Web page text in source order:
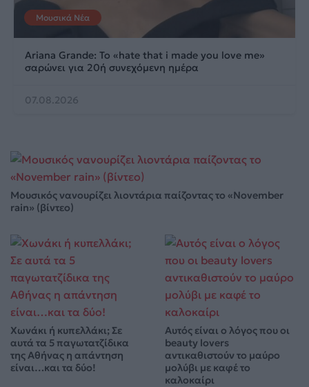
Μουσικά Νέα
Ariana Grande: Το «hate that i made you love me»
σαρώνει για 20ή συνεχόμενη ημέρα
07.08.2026
Μουσικός νανουρίζει λιοντάρια παίζοντας το «November
rain» (βίντεο)
Χωνάκι ή κυπελλάκι; Σε
αυτά τα 5 παγωτατζίδικα
της Αθήνας η απάντηση
είναι…και τα δύο!
Αυτός είναι ο λόγος που οι
beauty lovers
αντικαθιστούν το μαύρο
μολύβι με καφέ το
καλοκαίρι